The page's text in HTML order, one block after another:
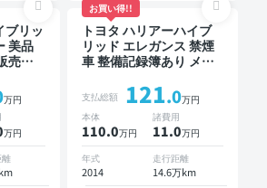
ブリッ
美品
売店
ター
ラー
ー
ニ
ダ
万円
万円
離
お買い得!!
トヨタ ハリアーハイブ
リッド エレガンス 禁煙
車 整備記録簿あり メー
スマートキー ETC バッ
クモニター ドライブレ
コーダー
支払総額 121.0万円
本体
110.0万円
諸費用
11.0万円
年式
2014
走行距離
14.6万km